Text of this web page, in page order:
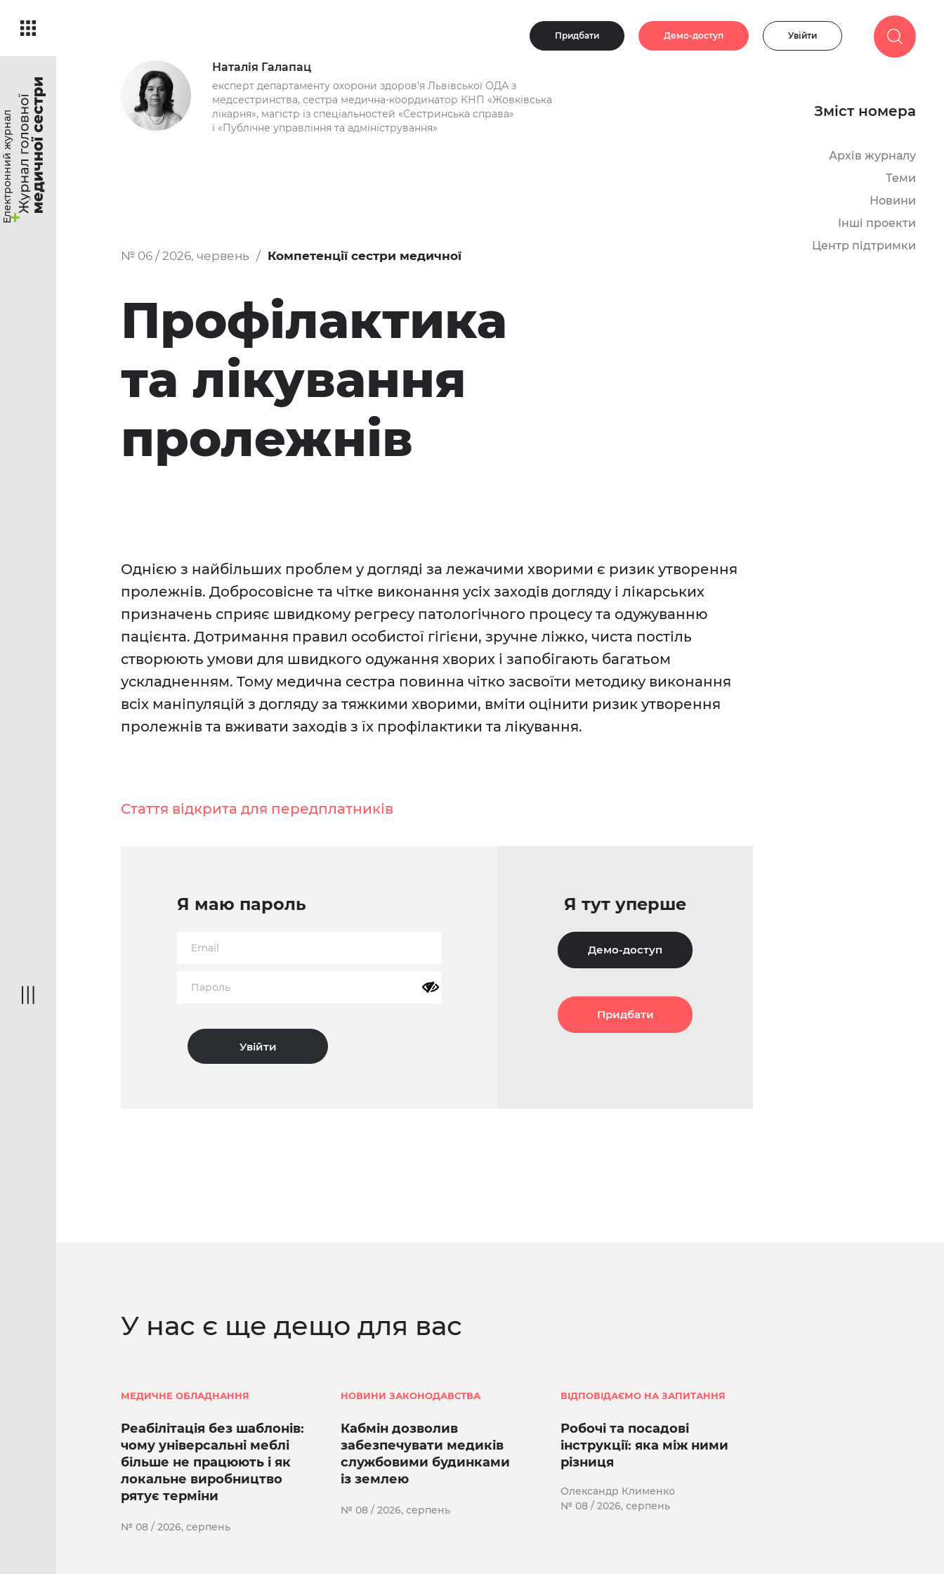
Придбати Демо-доступ Увійти
Зміст номера
Архів журналу
Теми
Новини
Інші проекти
Центр підтримки
Наталія Галапац
експерт департаменту охорони здоров’я Львівської ОДА з
медсестринства, сестра медична-координатор КНП «Жовківська
лікарня», магістр із спеціальностей «Сестринська справа»
і «Публічне управління та адміністрування»
№ 06 / 2026, червень Компетенції сестри медичної
Профілактика
та лікування
пролежнів
Однією з найбільших проблем у догляді за лежачими хворими є ризик утворення
пролежнів. Добросовісне та чітке виконання усіх заходів догляду і лікарських
призначень сприяє швидкому регресу патологічного процесу та одужуванню
пацієнта. Дотримання правил особистої гігієни, зручне ліжко, чиста постіль
створюють умови для швидкого одужання хворих і запобігають багатьом
ускладненням. Тому медична сестра повинна чітко засвоїти методику виконання
всіх маніпуляцій з догляду за тяжкими хворими, вміти оцінити ризик утворення
пролежнів та вживати заходів з їх профілактики та лікування.
Стаття відкрита для передплатників
Я маю пароль Я тут уперше
Демо-доступ
Придбати
У нас є ще дещо для вас
МЕДИЧНЕ ОБЛАДНАННЯ
Реабілітація без шаблонів:
чому універсальні меблі
більше не працюють і як
локальне виробництво
рятує терміни
№ 08 / 2026, серпень
НОВИНИ ЗАКОНОДАВСТВА
Кабмін дозволив
забезпечувати медиків
службовими будинками
із землею
№ 08 / 2026, серпень
ВІДПОВІДАЄМО НА ЗАПИТАННЯ
Робочі та посадові
інструкції: яка між ними
різниця
Олександр Клименко
№ 08 / 2026, серпень
Електронний журнал